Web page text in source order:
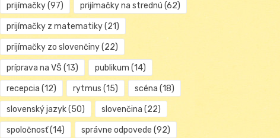
prijímačky(97) prijímačky na strednú (62)
prijímačky z matematiky(21)
prijímačky zo slovenčiny(22)
príprava na VŠ (13) publikum (14)
recepcia (12) rytmus (15) scéna (18)
slovenský jazyk(50) slovenčina (22)
spoločnosť(14) správne odpovede (92)